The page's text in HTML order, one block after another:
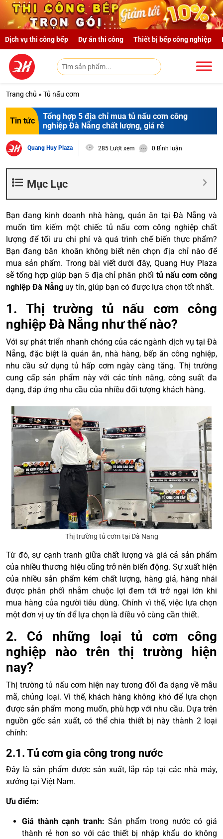
Skip to main content
Dịch vụ thi công bếp Dự án thi công Thiết bị bếp công nghiệp
Trang chủ » Tủ nấu cơm
Tin tức
Tổng hợp 5 địa chỉ mua tủ nấu cơm công
nghiệp Đà Nẵng chất lượng, giá rẻ
Quang Huy Plaza 285 Lượt xem 0 Bình luận
Mục Lục
Bạn đang kinh doanh nhà hàng, quán ăn tại Đà Nẵng và
muốn tìm kiếm một chiếc tủ nấu cơm công nghiệp chất
lượng để tối ưu chi phí và quá trình chế biến thực phẩm?
Bạn đang băn khoăn không biết nên chọn địa chỉ nào để
mua sản phẩm. Trong bài viết dưới đây, Quang Huy Plaza
sẽ tổng hợp giúp bạn 5 địa chỉ phân phốitủ nấu cơm công
nghiệp Đà Nẵng uy tín, giúp bạn có được lựa chọn tốt nhất.
1. Thị trường tủ nấu cơm công
nghiệp Đà Nẵng như thế nào?
Với sự phát triển nhanh chóng của các ngành dịch vụ tại Đà
Nẵng, đặc biệt là quán ăn, nhà hàng, bếp ăn công nghiệp,
nhu cầu sử dụng tủ hấp cơm ngày càng tăng. Thị trường
cung cấp sản phẩm này với các tính năng, công suất đa
dạng, đáp ứng nhu cầu của nhiều đối tượng khách hàng.
Thị trường tủ cơm tại Đà Nẵng
Từ đó, sự cạnh tranh giữa chất lượng và giá cả sản phẩm
của nhiều thương hiệu cũng trở nên biến động. Sự xuất hiện
của nhiều sản phẩm kém chất lượng, hàng giả, hàng nhái
được phân phối nhằm chuộc lợi đem tới trở ngại lớn khi
mua hàng của người tiêu dùng. Chính vì thế, việc lựa chọn
một đơn vị uy tín để lựa chọn là điều vô cùng cần thiết.
2. Có những loại tủ cơm công
nghiệp nào trên thị trường hiện
nay?
Thị trường tủ nấu cơm hiện nay tương đối đa dạng về mẫu
mã, chủng loại. Vì thế, khách hàng không khó để lựa chọn
được sản phẩm mong muốn, phù hợp với nhu cầu. Dựa trên
nguồn gốc sản xuất, có thể chia thiết bị này thành 2 loại
chính:
2.1. Tủ cơm gia công trong nước
Đây là sản phẩm được sản xuất, lắp ráp tại các nhà máy,
xưởng tại Việt Nam.
Ưu điểm:
Giá thành cạnh tranh:Sản phẩm trong nước có giá
thành rẻ hơn so với các thiết bị nhập khẩu do không